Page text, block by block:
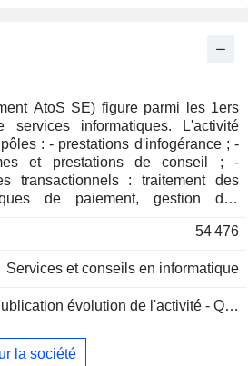
AtoS SE) figure parmi les 1ers
services informatiques. L'activité
; -
et prestations de conseil ; -
transactionnels : traitement des
de paiement, gestion des
le groupe développe une
54 476
Services et conseils en informatique
évolution de l'activité - Q3 2026
la société